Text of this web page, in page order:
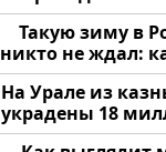
России:
Такую зиму в
никто не ждал:
На Урале из
украдены 18
рублей